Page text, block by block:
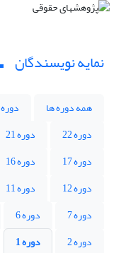
نمایه نویسندگان
همه دوره ها دوره 25
دوره 22
دوره 21
دوره 17
دوره 16
دوره 12
دوره 11
دوره 7
دوره 6
دوره 2
دوره 1